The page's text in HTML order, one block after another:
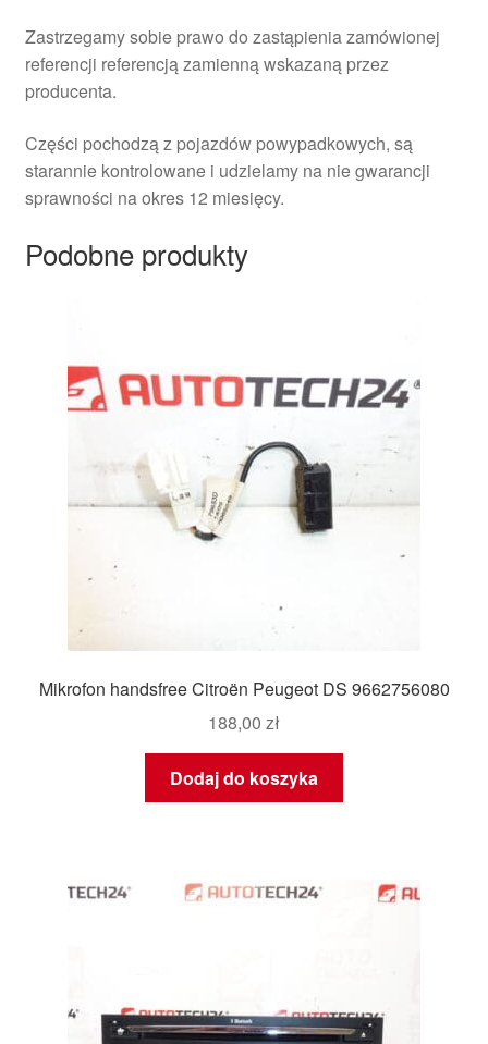
Zastrzegamy sobie prawo do zastąpienia zamówionej
referencji referencją zamienną wskazaną przez
producenta.
Części pochodzą z pojazdów powypadkowych, są
starannie kontrolowane i udzielamy na nie gwarancji
sprawności na okres 12 miesięcy.
Podobne produkty
Mikrofon handsfree Citroën Peugeot DS 9662756080
188,00 zł
Dodaj do koszyka